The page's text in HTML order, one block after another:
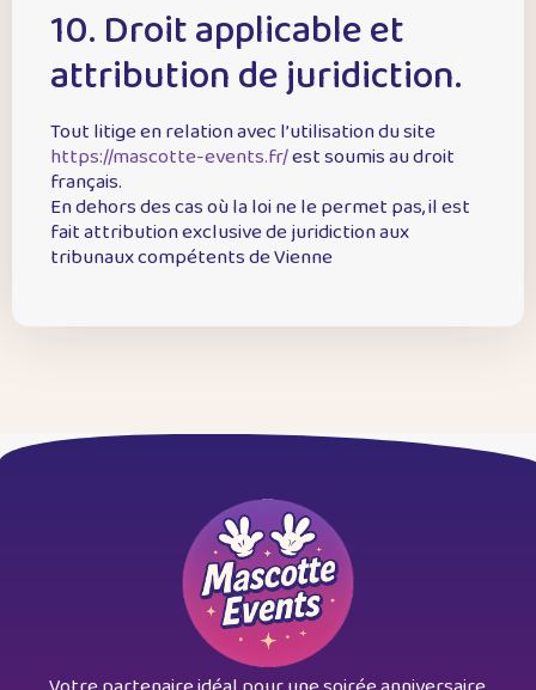
10. Droit applicable et
attribution de juridiction.
Tout litige en relation avec l’utilisation du site
https://mascotte-events.fr/est soumis au droit
français.
En dehors des cas où la loi ne le permet pas, il est
fait attribution exclusive de juridiction aux
tribunaux compétents de Vienne